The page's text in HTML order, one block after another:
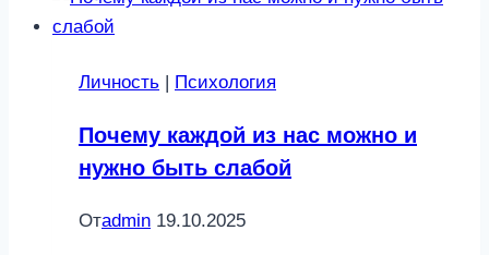
Личность Психология
Почему каждой из нас можно и
нужно быть слабой
Отadmin 19.10.2025